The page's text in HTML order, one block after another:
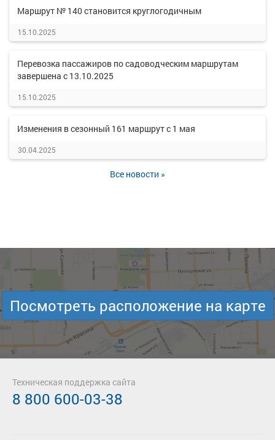
Маршрут № 140 становится круглогодичным
15.10.2025
Перевозка пассажиров по садоводческим маршрутам
завершена с 13.10.2025
15.10.2025
Изменения в сезонный 161 маршрут с 1 мая
30.04.2025
Все новости »
Посмотреть расположение на карте
Техническая поддержка сайта
8 800 600-03-38